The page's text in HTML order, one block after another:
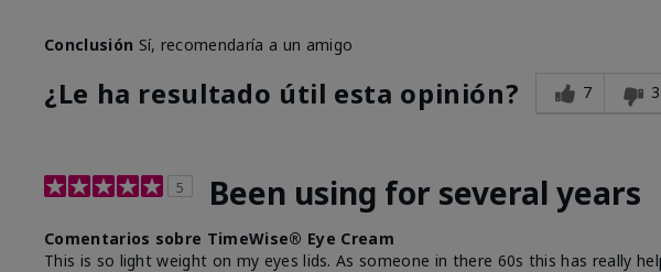
Conclusión Sí, recomendaría a un amigo
¿Le ha resultado útil esta opinión? 7 3
5 Been using for several years
Comentarios sobre TimeWise® Eye Cream
This is so light weight on my eyes lids. As someone in there 60s this has really